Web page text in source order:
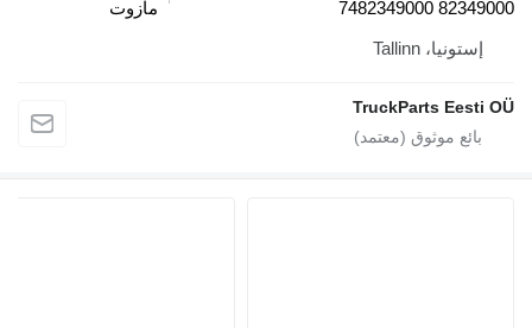
82349000
مازوت
إستونيا، Tallinn
TruckParts Eesti